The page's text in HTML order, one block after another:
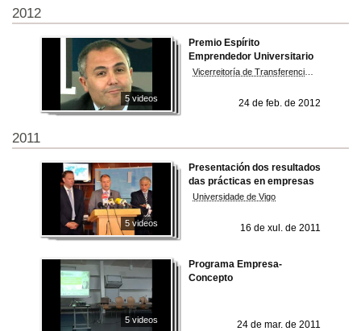
2012
5 videos
Premio Espírito
Emprendedor Universitario
24 de feb. de 2012
2011
5 videos
Presentación dos resultados
das prácticas en empresas
Universidade de Vigo
16 de xul. de 2011
5 videos
Programa Empresa-
Concepto
24 de mar. de 2011